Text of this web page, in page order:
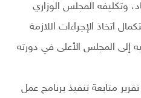
وتكليفه المجلس الوزاري
اتخاذ الإجراءات اللازمة
إلى المجلس الأعلى في دورته
متابعة تنفيذ برنامج عمل